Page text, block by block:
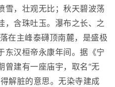
雪，壮观无比；秋天碧波荡
，含珠吐玉。瀑布之长、之
在主峰泰礴顶南麓，是盛极
东汉桓帝永康年间。据《宁
曾建有一座庙宇，取名“无
解脏的意思。无染寺建成